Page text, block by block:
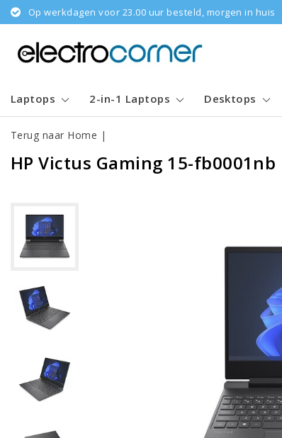
Op werkdagen voor 23.00 uur besteld, morgen in huis
Laptops 2-in-1 Laptops Desktops
Terug naar Home |
HP Victus Gaming 15-fb0001nb